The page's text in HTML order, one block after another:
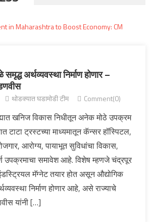
अर्थव्यवस्था निर्माण होणार –
थोडक्यात घडामोडी टीम Comment(0)
खनिज विकास निधीतून अनेक मोठे उपक्रम
टाटा ट्रस्टच्या माध्यमातून कॅन्सर हॉस्पिटल,
आरोग्य, पायाभूत सुविधांचा विकास,
उपक्रमाचा समावेश आहे. विशेष म्हणजे चंद्रपूर
मॅग्नेट तयार होत असून औद्योगिक
निर्माण होणार आहे, असे राज्याचे
यांनी […]